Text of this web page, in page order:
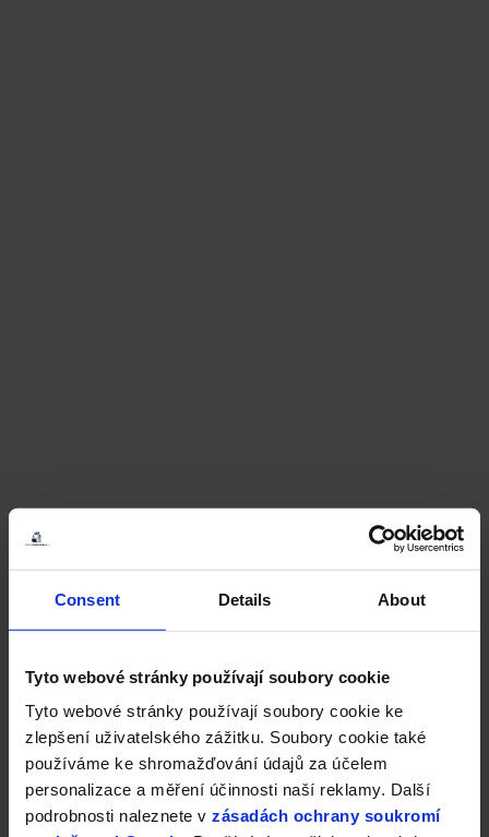
Consent Details About
Tyto webové stránky používají soubory cookie
Tyto webové stránky používají soubory cookie ke
zlepšení uživatelského zážitku. Soubory cookie také
používáme ke shromažďování údajů za účelem
personalizace a měření účinnosti naší reklamy. Další
podrobnosti naleznete v zásadách ochrany soukromí